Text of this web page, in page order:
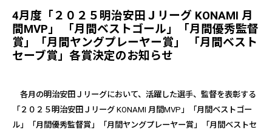
4月度「２０２５明治安田Ｊリーグ KONAMI 月
間MVP」 「月間ベストゴール」「月間優秀監督
賞」「月間ヤングプレーヤー賞」 「月間ベスト
セーブ賞」各賞決定のお知らせ
各月の明治安田Ｊリーグにおいて、活躍した選手、監督を表彰する
「２０２５明治安田Ｊリーグ KONAMI 月間MVP」「月間ベストゴー
ル」「月間優秀監督賞」「月間ヤングプレーヤー賞」「月間ベストセ